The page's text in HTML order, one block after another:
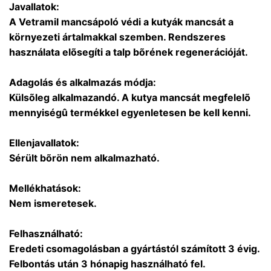
Javallatok:
A Vetramil mancsápoló védi a kutyák mancsát a
környezeti ártalmakkal szemben. Rendszeres
használata elõsegíti a talp bõrének regenerációját.
Adagolás és alkalmazás módja:
Külsõleg alkalmazandó. A kutya mancsát megfelelõ
mennyiségû termékkel egyenletesen be kell kenni.
Ellenjavallatok:
Sérült bõrön nem alkalmazható.
Mellékhatások:
Nem ismeretesek.
Felhasználható:
Eredeti csomagolásban a gyártástól számított 3 évig.
Felbontás után 3 hónapig használható fel.